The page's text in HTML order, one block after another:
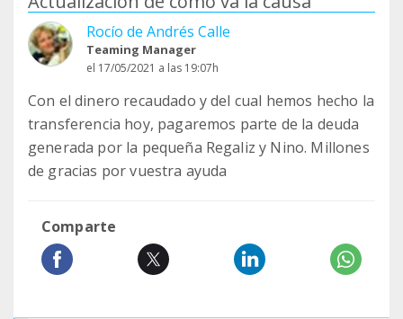
Rocío de Andrés Calle
Teaming Manager
el 17/05/2021 a las 19:07h
Con el dinero recaudado y del cual hemos hecho la
transferencia hoy, pagaremos parte de la deuda
generada por la pequeña Regaliz y Nino. Millones
de gracias por vuestra ayuda
Comparte